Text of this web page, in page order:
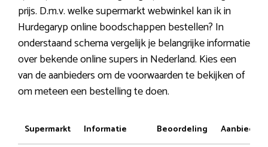
prijs. D.m.v. welke supermarkt webwinkel kan ik in
Hurdegaryp online boodschappen bestellen? In
onderstaand schema vergelijk je belangrijke informatie
over bekende online supers in Nederland. Kies een
van de aanbieders om de voorwaarden te bekijken of
om meteen een bestelling te doen.
Supermarkt Informatie Beoordeling